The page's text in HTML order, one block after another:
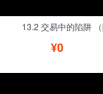
13.2 交易中的陷阱 （
¥0